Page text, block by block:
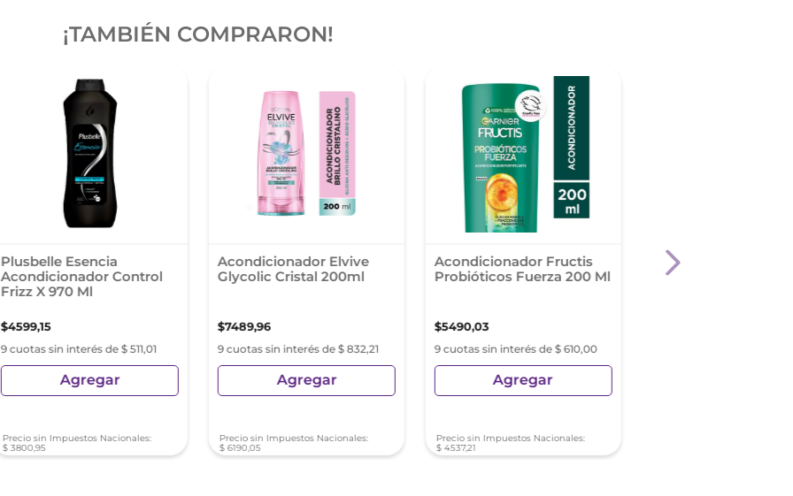
¡TAMBIÉN COMPRARON!
Plusbelle Esencia
Acondicionador Control
Frizz X 970 Ml
$4599,15
9 cuotas sin interés de $ 511,01
Agregar
Precio sin Impuestos Nacionales:
$ 3800 ,95
Acondicionador Elvive
Glycolic Cristal 200ml
$7489,96
9 cuotas sin interés de $ 832,21
Agregar
Precio sin Impuestos Nacionales:
$ 6190 05
Acondicionador Fructis
Probióticos Fuerza 200 Ml
$5490,03
9 cuotas sin interés de $ 610,00
Agregar
Precio sin Impuestos Nacionales:
$ 4537,21
Acondicionador
Probióticos Fuerza